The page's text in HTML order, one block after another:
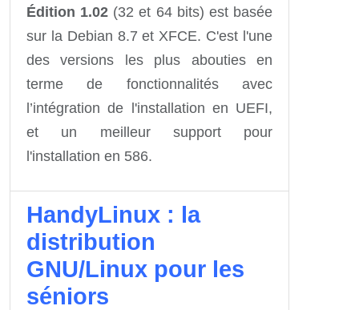
Édition 1.02 (32 et 64 bits) est basée
sur la Debian 8.7 et XFCE. C'est l'une
des versions les plus abouties en
terme de fonctionnalités avec
l’intégration de l'installation en UEFI,
et un meilleur support pour
l'installation en 586.
HandyLinux : la
distribution
GNU/Linux pour les
séniors